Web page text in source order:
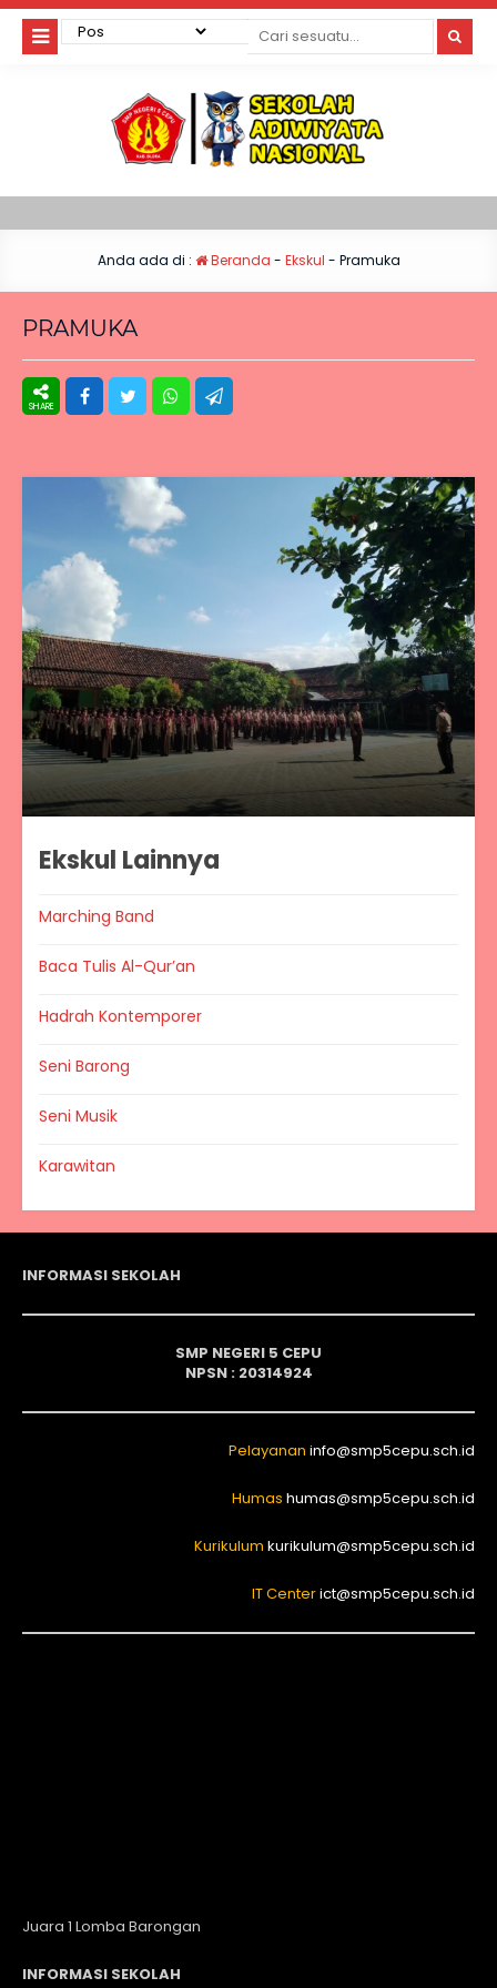
Anda ada di : Beranda - Ekskul - Pramuka
PRAMUKA
Ekskul Lainnya
Marching Band
Baca Tulis Al-Qur’an
Hadrah Kontemporer
Seni Barong
Seni Musik
Karawitan
INFORMASI SEKOLAH
SMP NEGERI 5 CEPU
NPSN : 20314924
Pelayanan info@smp5cepu.sch.id
Humas humas@smp5cepu.sch.id
Kurikulum kurikulum@smp5cepu.sch.id
IT Centerict@smp5cepu.sch.id
Juara 1 Lomba Barongan
INFORMASI SEKOLAH